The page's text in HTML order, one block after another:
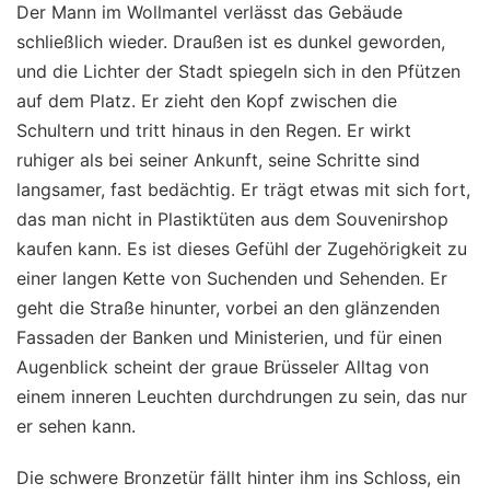
Der Mann im Wollmantel verlässt das Gebäude
schließlich wieder. Draußen ist es dunkel geworden,
und die Lichter der Stadt spiegeln sich in den Pfützen
auf dem Platz. Er zieht den Kopf zwischen die
Schultern und tritt hinaus in den Regen. Er wirkt
ruhiger als bei seiner Ankunft, seine Schritte sind
langsamer, fast bedächtig. Er trägt etwas mit sich fort,
das man nicht in Plastiktüten aus dem Souvenirshop
kaufen kann. Es ist dieses Gefühl der Zugehörigkeit zu
einer langen Kette von Suchenden und Sehenden. Er
geht die Straße hinunter, vorbei an den glänzenden
Fassaden der Banken und Ministerien, und für einen
Augenblick scheint der graue Brüsseler Alltag von
einem inneren Leuchten durchdrungen zu sein, das nur
er sehen kann.
Die schwere Bronzetür fällt hinter ihm ins Schloss, ein